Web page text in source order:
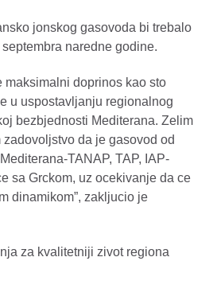
jonskog gasovoda bi trebalo
naredne godine.
maksimalni doprinos kao sto
u uspostavljanju regionalnog
bezbjednosti Mediterana. Zelim
da je gasovod od
TANAP, TAP, IAP-
sa Grckom, uz ocekivanje da ce
dinamikom”, zakljucio je